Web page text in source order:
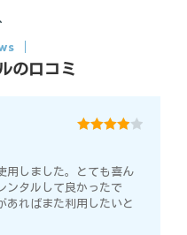
の口コミ
用しました。とても喜ん
ンタルして良かったで
あればまた利用したいと